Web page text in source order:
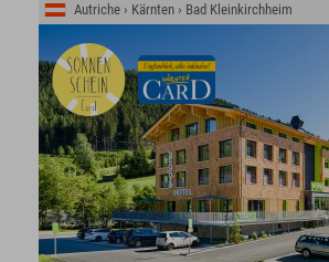
Autriche › Kärnten › Bad Kleinkirchheim